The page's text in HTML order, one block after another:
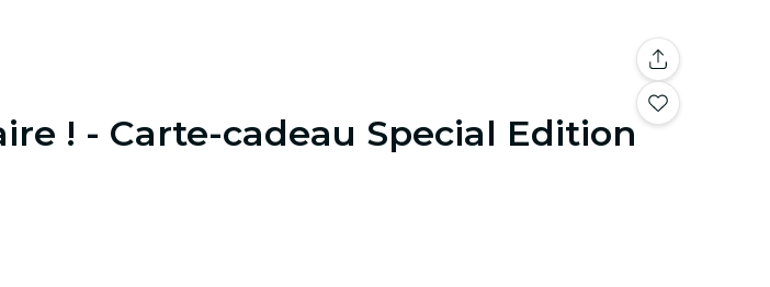
! - Carte-cadeau Special Edition